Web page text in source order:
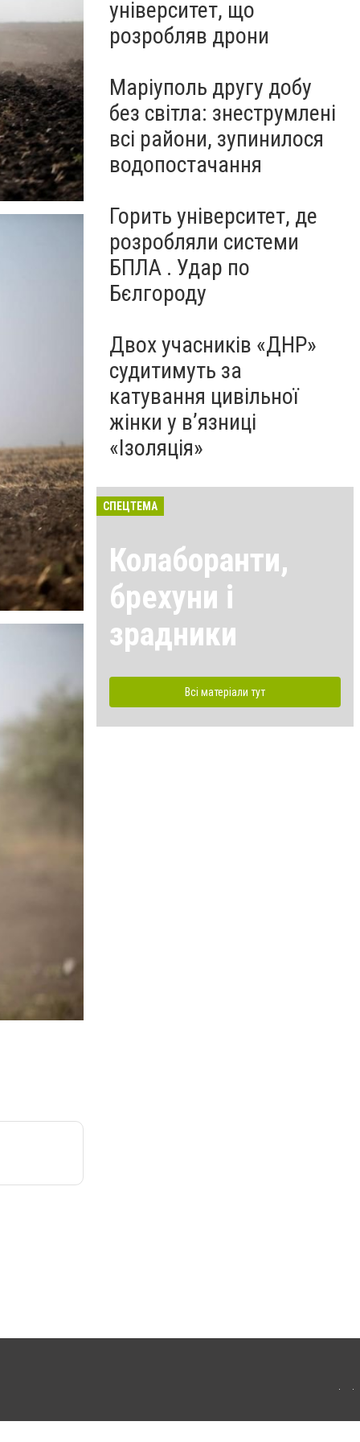
університет, що
розробляв дрони
Маріуполь другу добу
без світла: знеструмлені
всі райони, зупинилося
водопостачання
Горить університет, де
розробляли системи
БПЛА . Удар по
Бєлгороду
Двох учасників «ДНР»
судитимуть за
катування цивільної
жінки у в’язниці
«Ізоляція»
СПЕЦТЕМА
Колаборанти,
брехуни і
зрадники
Всі матеріали тут